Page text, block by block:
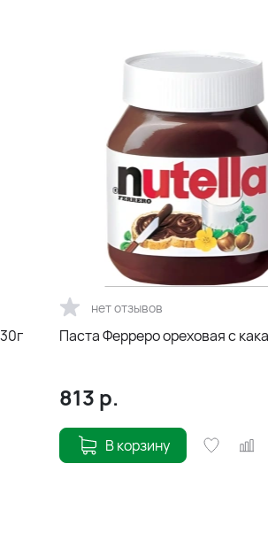
нет отзывов
Паста Ферреро ореховая с
813 р.
В корзину